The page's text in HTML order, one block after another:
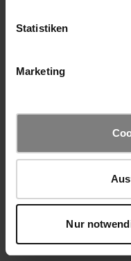
Statistiken
Marketing
Nur